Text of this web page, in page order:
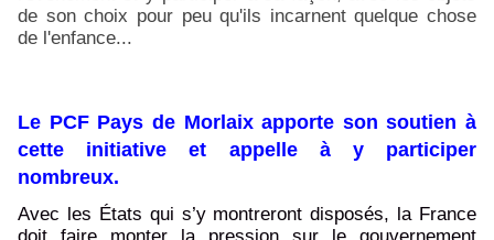
de son choix pour peu qu'ils incarnent quelque chose
de l'enfance...
Le PCF Pays de Morlaix apporte son soutien à
cette initiative et appelle à y participer
nombreux.
Avec les États qui s’y montreront disposés, la France